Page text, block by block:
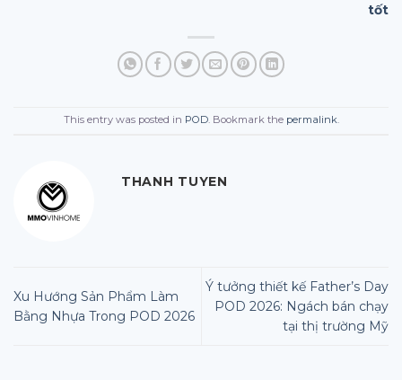
tốt
This entry was posted in POD. Bookmark the permalink.
THANH TUYEN
Xu Hướng Sản Phẩm Làm
Bằng Nhựa Trong POD 2026
Ý tưởng thiết kế Father’s Day
POD 2026: Ngách bán chạy
tại thị trường Mỹ